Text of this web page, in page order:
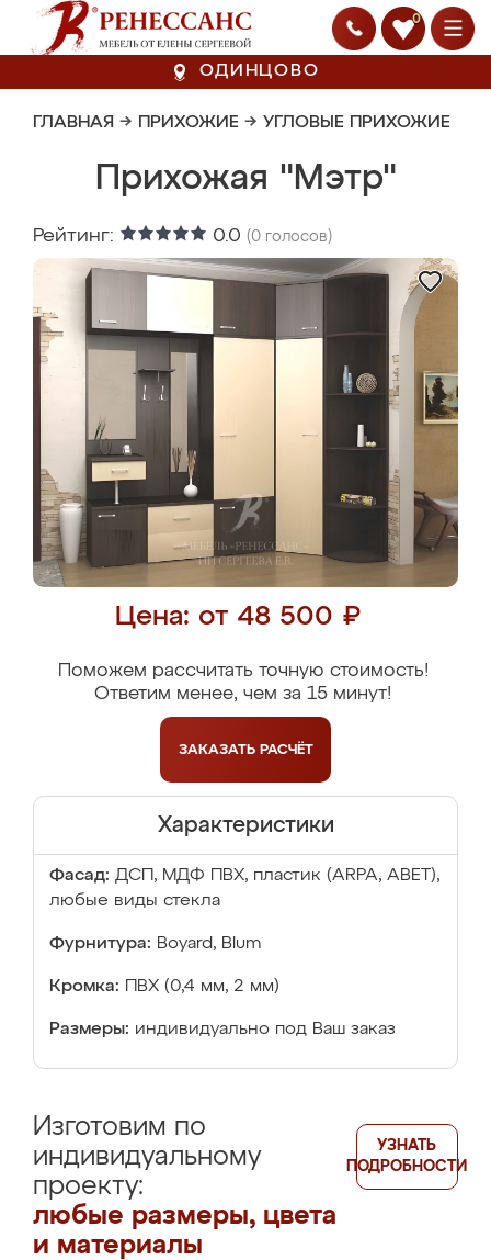
0
ОДИНЦОВО
ГЛАВНАЯ → ПРИХОЖИЕ → УГЛОВЫЕ ПРИХОЖИЕ
Прихожая "Мэтр"
Рейтинг: 0.0 (0 голосов)
Цена: от 48 500 ₽
Поможем рассчитать точную стоимость!
Ответим менее, чем за 15 минут!
ЗАКАЗАТЬ РАСЧЁТ
Характеристики
Фасад: ДСП, МДФ ПВХ, пластик (ARPA, ABET),
любые виды стекла
Фурнитура: Boyard, Blum
Кромка: ПВХ (0,4 мм, 2 мм)
Размеры: индивидуально под Ваш заказ
Изготовим по
индивидуальному
проекту:
любые размеры, цвета
и материалы
УЗНАТЬ
ПОДРОБНОСТИ